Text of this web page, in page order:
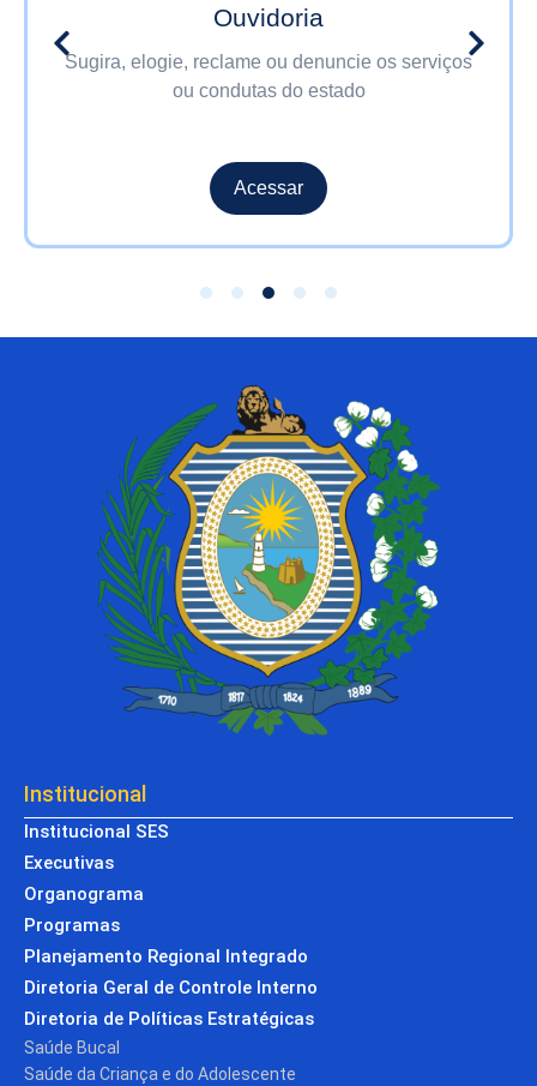
Ouvidoria
Sugira, elogie, reclame ou denuncie os serviços
ou condutas do estado
Acessar
Institucional
Institucional SES
Executivas
Organograma
Programas
Planejamento Regional Integrado
Diretoria Geral de Controle Interno
Diretoria de Políticas Estratégicas
Saúde Bucal
Saúde da Criança e do Adolescente